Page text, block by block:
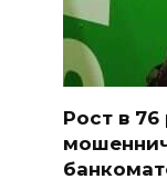
Рост в 76